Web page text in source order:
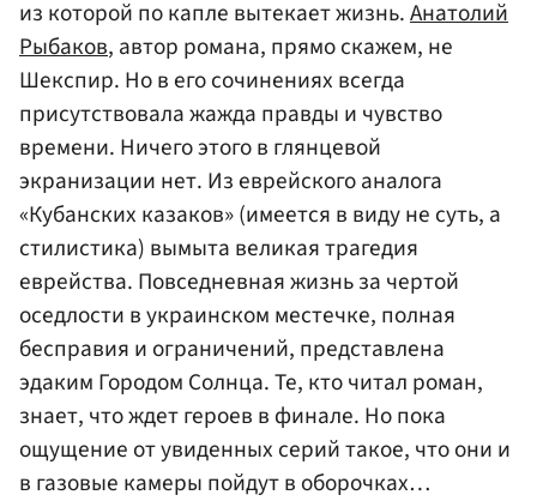
из которой по капле вытекает жизнь.Анатолий
Рыбаков, автор романа, прямо скажем, не
Шекспир. Но в его сочинениях всегда
присутствовала жажда правды и чувство
времени. Ничего этого в глянцевой
экранизации нет. Из еврейского аналога
«Кубанских казаков» (имеется в виду не суть, а
стилистика) вымыта великая трагедия
еврейства. Повседневная жизнь за чертой
оседлости в украинском местечке, полная
бесправия и ограничений, представлена
эдаким Городом Солнца. Те, кто читал роман,
знает, что ждет героев в финале. Но пока
ощущение от увиденных серий такое, что они и
в газовые камеры пойдут в оборочках…